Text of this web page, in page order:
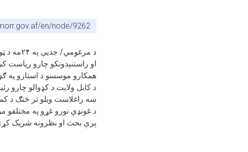
en/node/9262
د
او راستنېدونکو چارو
همکارو موسسو د استازو په
د کابل ولایت د کډوالو چارو
ښه راغلاست ویلو تر څنګ د
د غونډې نورو غړو په مختلفو
پرې بحث او نظرونه شریک